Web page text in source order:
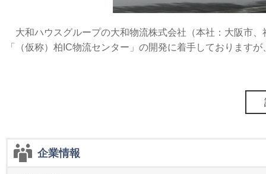
大和ハウスグループの大和物流株式会社（本社：大阪市
「（仮称）柏IC物流センター」の開発に着手しております
企業情報